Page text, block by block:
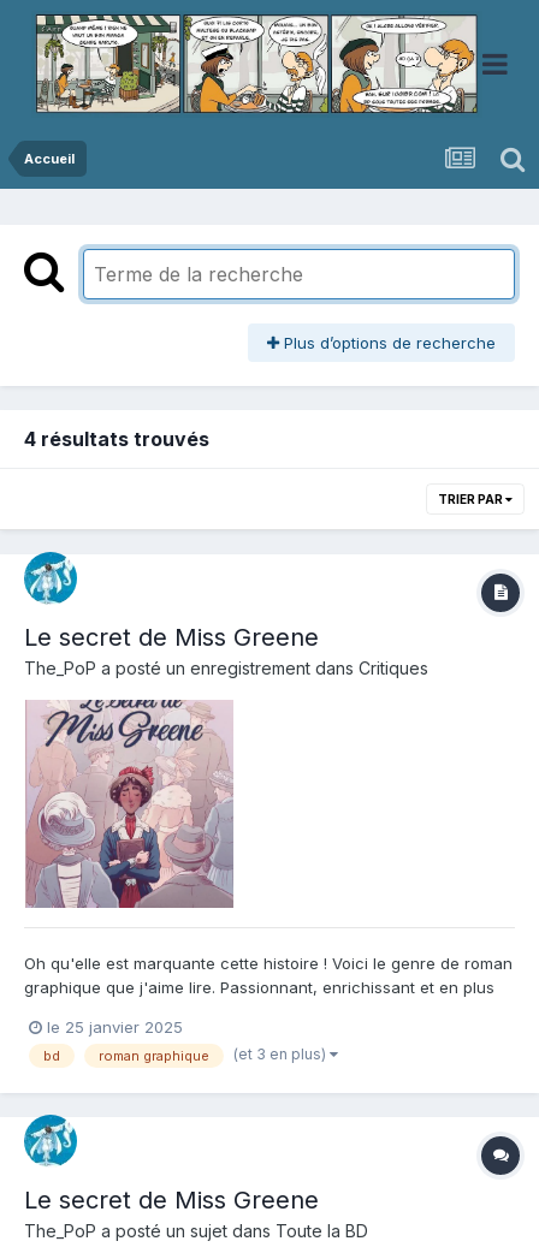
Accueil
Plus d’options de recherche
4 résultats trouvés
TRIER PAR
Le secret de Miss Greene
The_PoP a posté un enregistrement dans Critiques
Oh qu'elle est marquante cette histoire ! Voici le genre de roman
graphique que j'aime lire. Passionnant, enrichissant et en plus
unis qu'on ne connait que trop peu. Je me suis régalé à la
lecture de cette histoire, tournant les pages...
le 25 janvier 2025
bd roman graphique (et 3 en plus)
Le secret de Miss Greene
The_PoP a posté un sujet dans Toute la BD